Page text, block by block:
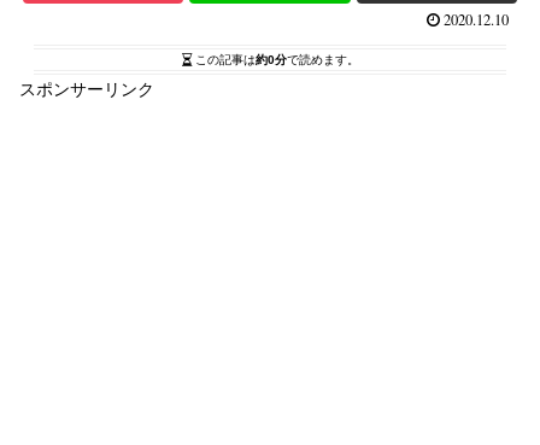
2020.12.10
この記事は約0分で読めます。
スポンサーリンク